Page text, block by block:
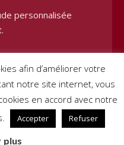
personnalisée
réservés. Site créé parPignon
générales de vente
afin d’améliorer votre
notre site internet, vous
en accord avec notre
Accepter Refuser
plus